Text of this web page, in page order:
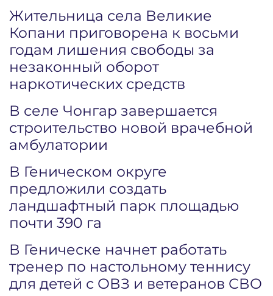
Жительница села Великие
Копани приговорена к восьми
годам лишения свободы за
незаконный оборот
наркотических средств
В селе Чонгар завершается
строительство новой врачебной
амбулатории
В Геническом округе
предложили создать
ландшафтный парк площадью
почти 390 га
В Геническе начнет работать
тренер по настольному теннису
для детей с ОВЗ и ветеранов СВО